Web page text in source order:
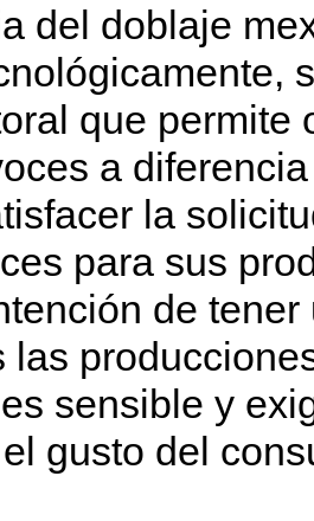
del doblaje
que permite
a
la
para sus
de tener
las
sensible y
gusto del